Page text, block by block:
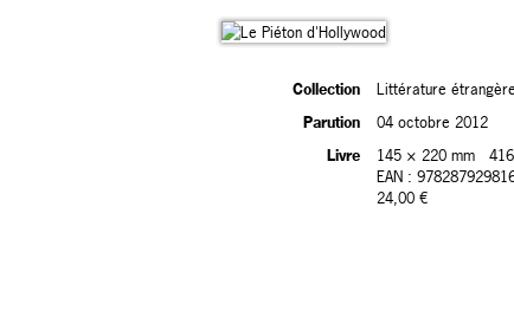
Collection
Littérature étrangère
Parution
04 octobre 2012
Livre
145 × 220 mm
EAN :
24,00 €